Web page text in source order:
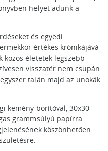
helyet adunk a
és egyedi
értékes krónikájává
közös életetek legszebb
visszatér nem csupán
talán majd az unokák
kemény borítóval, 30x30
grammsúlyú papírra
köszönhetően